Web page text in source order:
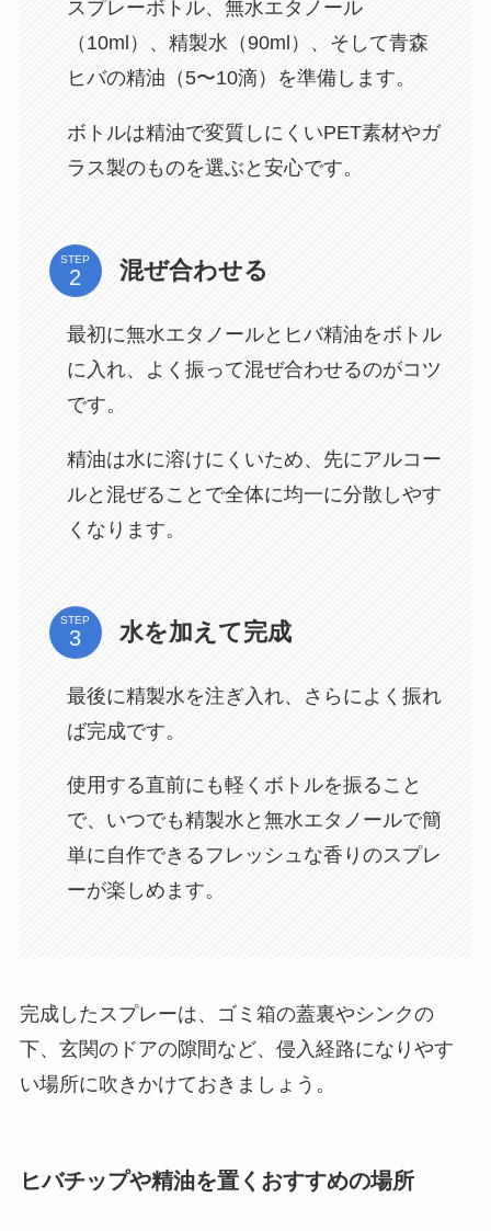
スプレーボトル、無水エタノール
（10ml）、精製水（90ml）、そして青森
ヒバの精油（5〜10滴）を準備します。
ボトルは精油で変質しにくいPET素材やガ
ラス製のものを選ぶと安心です。
STEP 混ぜ合わせる
最初に無水エタノールとヒバ精油をボトル
に入れ、よく振って混ぜ合わせるのがコツ
です。
精油は水に溶けにくいため、先にアルコー
ルと混ぜることで全体に均一に分散しやす
くなります。
STEP 水を加えて完成
最後に精製水を注ぎ入れ、さらによく振れ
ば完成です。
使用する直前にも軽くボトルを振ること
で、いつでも精製水と無水エタノールで簡
単に自作できるフレッシュな香りのスプレ
ーが楽しめます。
完成したスプレーは、ゴミ箱の蓋裏やシンクの
下、玄関のドアの隙間など、侵入経路になりやす
い場所に吹きかけておきましょう。
ヒバチップや精油を置くおすすめの場所